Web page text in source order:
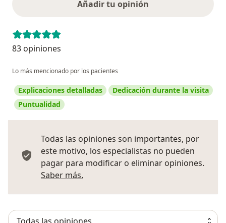
Añadir tu opinión
83 opiniones
Lo más mencionado por los pacientes
Explicaciones detalladas
Dedicación durante la visita
Puntualidad
Todas las opiniones son importantes, por
este motivo, los especialistas no pueden
pagar para modificar o eliminar opiniones.
Saber más.